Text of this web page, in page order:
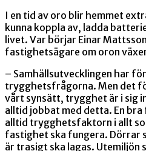
I en tid av oro blir hemmet
kunna koppla av, ladda
livet. Var börjar Einar
fastighetsägare om oron
– Samhällsutvecklingen har
trygghetsfrågorna. Men det
vårt synsätt, trygghet är i sig
alltid jobbat med detta. En
alltid trygghetsfaktorn i allt
fastighet ska fungera. Dörrar
är trasigt ska lagas. Utemiljön